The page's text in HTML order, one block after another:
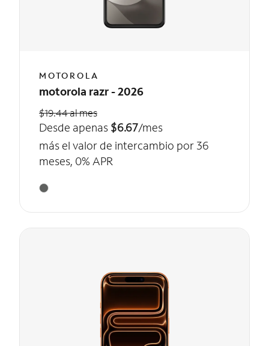
MOTOROLA
motorola razr - 2026
$19.44 al mes
Desde apenas $6.67/mes
más el valor de intercambio por 36
meses, 0% APR